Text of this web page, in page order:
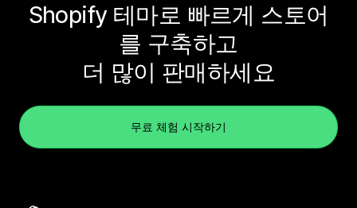
Shopify 테마로 빠르게 스토어
를 구축하고
더 많이 판매하세요
무료 체험 시작하기